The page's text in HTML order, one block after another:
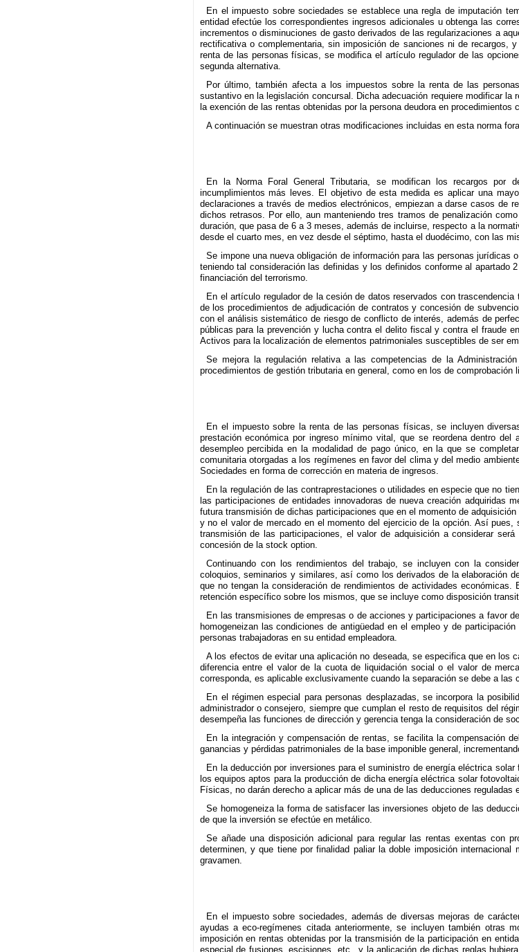
En el impuesto sobre sociedades se establece una regla de imputación
entidad efectúe los correspondientes ingresos adicionales u obtenga las
incrementos o disminuciones de gasto derivados de las regularizaciones a
rectificativa o complementaria, sin imposición de sanciones ni de
renta de las personas físicas, se modifica el artículo regulador de las
segunda alternativa.
Por último, también afecta a los impuestos sobre la renta de las
sustantivo en la legislación concursal. Dicha adecuación requiere modificar
la exención de las rentas obtenidas por la persona deudora en
A continuación se muestran otras modificaciones incluidas en esta norma
En la Norma Foral General Tributaria, se modifican los recargos por
incumplimientos más leves. El objetivo de esta medida es aplicar una
declaraciones a través de medios electrónicos, empiezan a darse casos de
dichos retrasos. Por ello, aun manteniendo tres tramos de penalización
duración, que pasa de 6 a 3 meses, además de incluirse, respecto a la
desde el cuarto mes, en vez desde el séptimo, hasta el duodécimo, con las
Se impone una nueva obligación de información para las personas
teniendo tal consideración las definidas y los definidos conforme al
financiación del terrorismo.
En el artículo regulador de la cesión de datos reservados con
de los procedimientos de adjudicación de contratos y concesión de
con el análisis sistemático de riesgo de conflicto de interés, además de
públicas para la prevención y lucha contra el delito fiscal y contra el fraude
Activos para la localización de elementos patrimoniales susceptibles de ser
Se mejora la regulación relativa a las competencias de la
procedimientos de gestión tributaria en general, como en los de comprobación
En el impuesto sobre la renta de las personas físicas, se incluyen
prestación económica por ingreso mínimo vital, que se reordena dentro
desempleo percibida en la modalidad de pago único, en la que se
comunitaria otorgadas a los regímenes en favor del clima y del medio
Sociedades en forma de corrección en materia de ingresos.
En la regulación de las contraprestaciones o utilidades en especie que no
las participaciones de entidades innovadoras de nueva creación
futura transmisión de dichas participaciones que en el momento de
y no el valor de mercado en el momento del ejercicio de la opción. Así
transmisión de las participaciones, el valor de adquisición a considerar
concesión de la stock option.
Continuando con los rendimientos del trabajo, se incluyen con la
coloquios, seminarios y similares, así como los derivados de la elaboración
que no tengan la consideración de rendimientos de actividades
retención específico sobre los mismos, que se incluye como disposición
En las transmisiones de empresas o de acciones y participaciones a favor
homogeneizan las condiciones de antigüedad en el empleo y de
personas trabajadoras en su entidad empleadora.
A los efectos de evitar una aplicación no deseada, se especifica que en
diferencia entre el valor de la cuota de liquidación social o el valor de
corresponda, es aplicable exclusivamente cuando la separación se debe a
En el régimen especial para personas desplazadas, se incorpora la
administrador o consejero, siempre que cumplan el resto de requisitos del
desempeña las funciones de dirección y gerencia tenga la consideración de
En la integración y compensación de rentas, se facilita la compensación
ganancias y pérdidas patrimoniales de la base imponible general,
En la deducción por inversiones para el suministro de energía eléctrica
los equipos aptos para la producción de dicha energía eléctrica solar
Físicas, no darán derecho a aplicar más de una de las deducciones
Se homogeneiza la forma de satisfacer las inversiones objeto de las
de que la inversión se efectúe en metálico.
Se añade una disposición adicional para regular las rentas exentas con
determinen, y que tiene por finalidad paliar la doble imposición
gravamen.
En el impuesto sobre sociedades, además de diversas mejoras de
ayudas a eco-regímenes citada anteriormente, se incluyen también otras
imposición en rentas obtenidas por la transmisión de la participación en
especial de fusiones, escisiones, etc., y la aplicación de dichas reglas